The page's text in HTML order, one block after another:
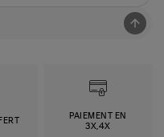
PAIEMENT EN
3X,4X